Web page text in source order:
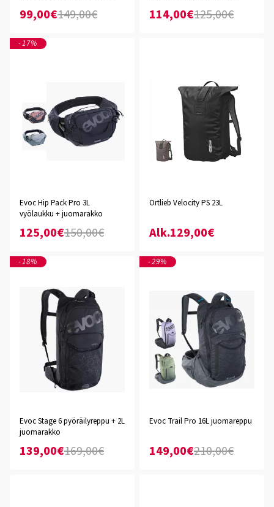
99,00€149,00€ 114,00€125,00€
-17%
Evoc Hip Pack Pro 3L
vyölaukku + juomarakko
125,00€150,00€
Ortlieb Velocity PS 23L
Alk.129,00€
-18%
Evoc Stage 6 pyöräilyreppu + 2L
juomarakko
139,00€169,00€
-29%
Evoc Trail Pro 16L juomareppu
149,00€210,00€